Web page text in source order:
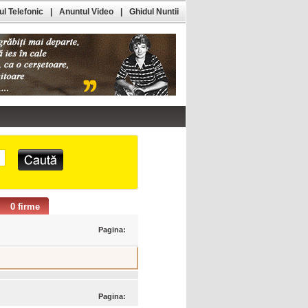
0 firme
Pagina:
Pagina:
Telefonic Anuntul Video Ghidul Nuntii